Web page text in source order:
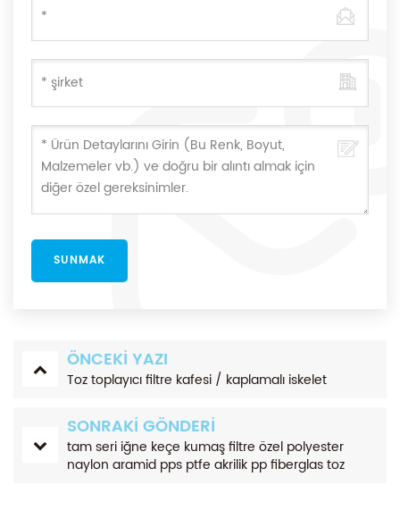
ÖNCEKI YAZI
Toz toplayıcı filtre kafesi / kaplamalı iskelet
SONRAKI GÖNDERI
tam seri iğne keçe kumaş filtre özel polyester
naylon aramid pps ptfe akrilik pp fiberglas toz